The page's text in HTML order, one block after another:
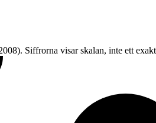
Siffrorna visar skalan, inte ett